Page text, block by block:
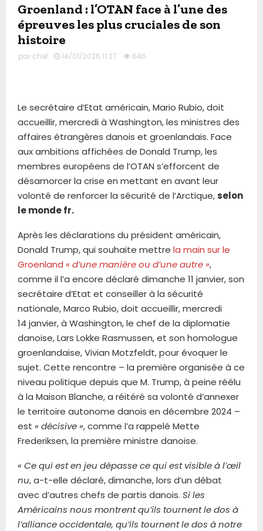
Groenland : l’OTAN face à l’une des
épreuves les plus cruciales de son
histoire
par chef 14/01/2026 11:27 646
Le secrétaire d’Etat américain, Mario Rubio, doit
accueillir, mercredi à Washington, les ministres des
affaires étrangères danois et groenlandais. Face
aux ambitions affichées de Donald Trump, les
membres européens de l’OTAN s’efforcent de
désamorcer la crise en mettant en avant leur
volonté de renforcer la sécurité de l’Arctique,selon
le monde fr.
Après les déclarations du président américain,
Donald Trump, qui souhaite mettre la main sur le
Groenland « d’une manière ou d’une autre »,
comme il l’a encore déclaré dimanche 11 janvier, son
secrétaire d’Etat et conseiller à la sécurité
nationale, Marco Rubio, doit accueillir, mercredi
14 janvier, à Washington, le chef de la diplomatie
danoise, Lars Lokke Rasmussen, et son homologue
groenlandaise, Vivian Motzfeldt, pour évoquer le
sujet. Cette rencontre – la première organisée à ce
niveau politique depuis que M. Trump, à peine réélu
à la Maison Blanche, a réitéré sa volonté d’annexer
le territoire autonome danois en décembre 2024 –
est « décisive », comme l’a rappelé Mette
Frederiksen, la première ministre danoise.
« Ce qui est en jeu dépasse ce qui est visible à l’œil
nu, a-t-elle déclaré, dimanche, lors d’un débat
avec d’autres chefs de partis danois. Si les
Américains nous montrent qu’ils tournent le dos à
l’alliance occidentale, qu’ils tournent le dos à notre